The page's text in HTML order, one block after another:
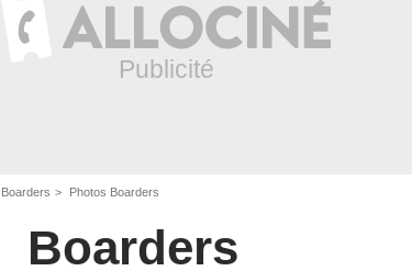
Boarders Photos Boarders
Boarders